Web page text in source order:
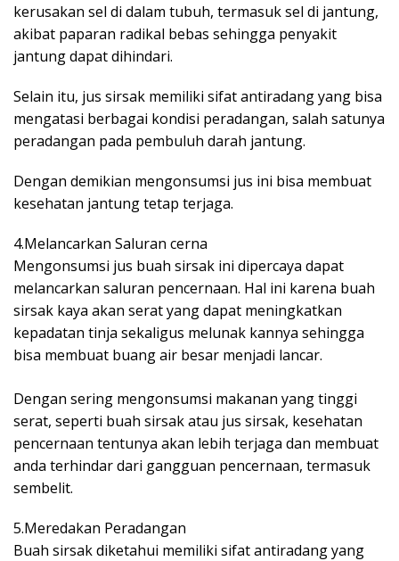
kerusakan sel di dalam tubuh, termasuk sel di jantung,
akibat paparan radikal bebas sehingga penyakit
jantung dapat dihindari.
Selain itu, jus sirsak memiliki sifat antiradang yang bisa
mengatasi berbagai kondisi peradangan, salah satunya
peradangan pada pembuluh darah jantung.
Dengan demikian mengonsumsi jus ini bisa membuat
kesehatan jantung tetap terjaga.
4.Melancarkan Saluran cerna
Mengonsumsi jus buah sirsak ini dipercaya dapat
melancarkan saluran pencernaan. Hal ini karena buah
sirsak kaya akan serat yang dapat meningkatkan
kepadatan tinja sekaligus melunak kannya sehingga
bisa membuat buang air besar menjadi lancar.
Dengan sering mengonsumsi makanan yang tinggi
serat, seperti buah sirsak atau jus sirsak, kesehatan
pencernaan tentunya akan lebih terjaga dan membuat
anda terhindar dari gangguan pencernaan, termasuk
sembelit.
5.Meredakan Peradangan
Buah sirsak diketahui memiliki sifat antiradang yang